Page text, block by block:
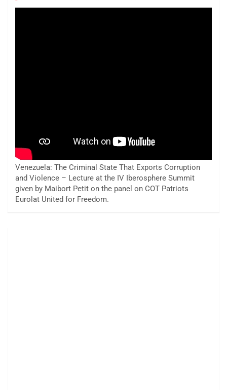
Venezuela: The Criminal State That Exports Corruption
and Violence – Lecture at the IV Iberosphere Summit
given by Maibort Petit on the panel on COT Patriots
Eurolat United for Freedom.